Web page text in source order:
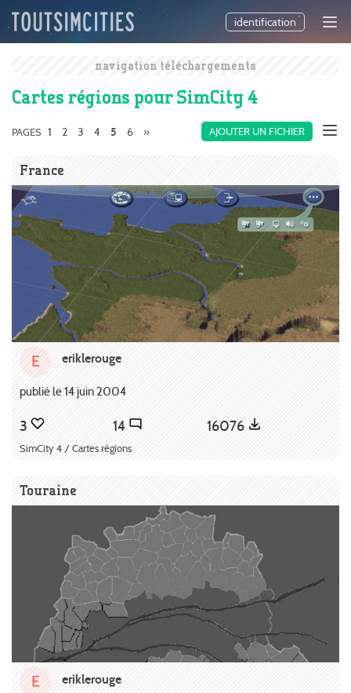
identification
navigation téléchargements
Cartes régions pour SimCity 4
AJOUTER UN FICHIER
PAGES 1 2 3 4 5 6 »
France
E eriklerouge
publié le 14 juin 2004
3 14 16076
SimCity 4 / Cartes régions
Touraine
E eriklerouge